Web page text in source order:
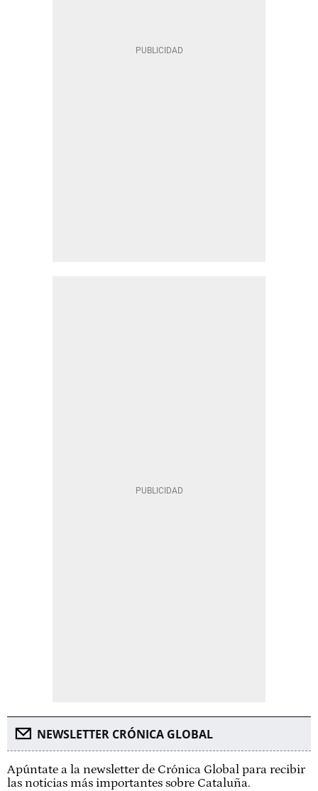
NEWSLETTER CRÓNICA GLOBAL
Apúntate a la newsletter de Crónica Global para recibir
las noticias más importantes sobre Cataluña.